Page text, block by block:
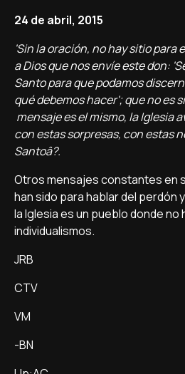
24 de abril, 2015
'Sin la oración, no hay sitio para
a Dios que nos enví­e este don:
Santo para que podamos
qué debemos hacer'; que no es
mensaje es el mismo, la Iglesia
con estas sorpresas, con estas
Santoâ?.
Otros mensajes constantes en
han sido para hablar del perdón
la Iglesia es un pueblo donde no
individualismos.
JRB
CTV
VM
-BN